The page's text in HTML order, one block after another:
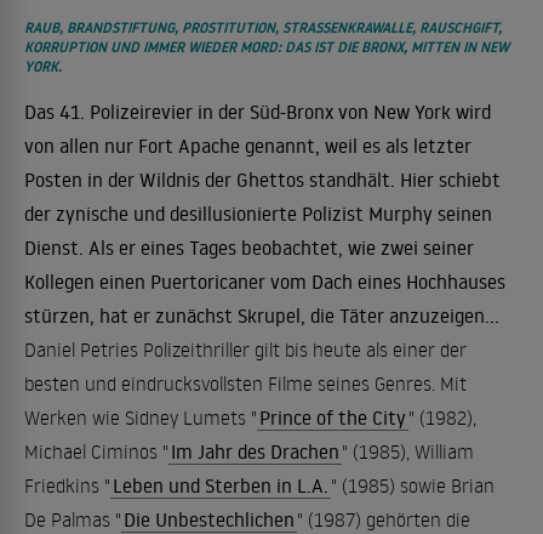
RAUB, BRANDSTIFTUNG, PROSTITUTION, STRASSENKRAWALLE, RAUSCHGIFT, K
ORRUPTION UND IMMER WIEDER MORD: DAS IST DIE BRONX, MITTEN IN NEW Y
ORK.
Das 41. Polizeirevier in der Süd-Bronx von New York wird
von allen nur Fort Apache genannt, weil es als letzter
Posten in der Wildnis der Ghettos standhält. Hier schiebt
der zynische und desillusionierte Polizist Murphy seinen
Dienst. Als er eines Tages beobachtet, wie zwei seiner
Kollegen einen Puertoricaner vom Dach eines Hochhauses
stürzen, hat er zunächst Skrupel, die Täter anzuzeigen...
Daniel Petries Polizeithriller gilt bis heute als einer der
besten und eindrucksvollsten Filme seines Genres. Mit
Werken wie Sidney Lumets " Prince of the City " (1982),
Michael Ciminos " Im Jahr des Drachen " (1985), William
Friedkins " Leben und Sterben in L.A. " (1985) sowie Brian
De Palmas " Die Unbestechlichen " (1987) gehörten die